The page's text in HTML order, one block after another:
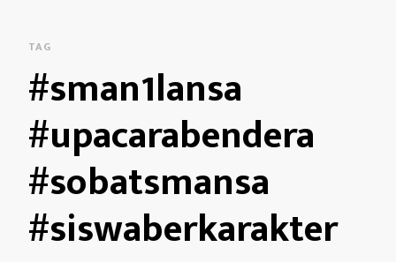
TAG
#sman1lansa
#upacarabendera
#sobatsmansa
#siswaberkarakter